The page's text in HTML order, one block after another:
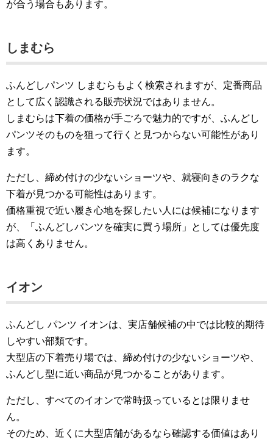
が合う場合もあります。
しまむら
ふんどしパンツ しまむらもよく検索されますが、定番商品
として広く認識される販売状況ではありません。
しまむらは下着の価格が手ごろで魅力的ですが、ふんどし
パンツそのものを狙って行くと見つからない可能性があり
ます。
ただし、締め付けの少ないショーツや、就寝向きのラクな
下着が見つかる可能性はあります。
価格重視で近い履き心地を探したい人には候補になります
が、「ふんどしパンツを確実に買う場所」としては優先度
は高くありません。
イオン
ふんどし パンツ イオンは、実店舗候補の中では比較的期待
しやすい部類です。
大型店の下着売り場では、締め付けの少ないショーツや、
ふんどし型に近い商品が見つかることがあります。
ただし、すべてのイオンで常時扱っているとは限りませ
ん。
そのため、近くに大型店舗があるなら確認する価値はあり